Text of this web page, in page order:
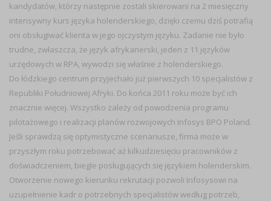
kandydatów, którzy następnie zostali skierowani na 2 miesięczny
intensywny kurs języka holenderskiego, dzięki czemu dziś potrafią
oni obsługiwać klienta w jego ojczystym języku. Zadanie nie było
trudne, zwłaszcza, że język afrykanerski, jeden z 11 języków
urzędowych w RPA, wywodzi się właśnie z holenderskiego.
Do łódzkiego centrum przyjechało już pierwszych 10 specjalistów z
Republiki Południowej Afryki. Do końca 2011 roku może być ich
znacznie więcej. Wszystko zależy od powodzenia programu
pilotażowego i realizacji planów rozwojowych Infosys BPO Poland.
Jeśli sprawdzą się optymistyczne scenariusze, firma może w
przyszłym roku potrzebować aż kilkudziesięciu pracowników z
doświadczeniem, biegle posługujących się językiem holenderskim.
Otworzenie nowego kierunku rekrutacji pozwoli Infosysowi na
uzupełnienie kadr o potrzebnych specjalistów według potrzeb,